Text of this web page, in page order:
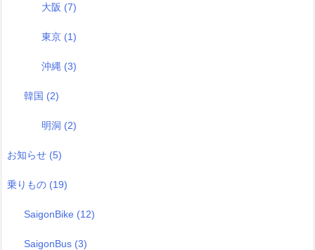
大阪 (7)
東京 (1)
沖縄 (3)
韓国 (2)
明洞 (2)
お知らせ (5)
乗りもの (19)
SaigonBike (12)
SaigonBus (3)